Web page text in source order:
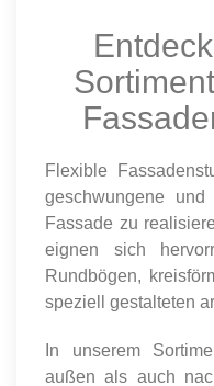
Flexible
geschwungene
Fassade zu
eignen sich
Rundbögen,
speziell gestalteten
In unserem
außen als auch